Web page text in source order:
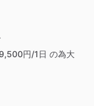
円​/​1日 の為大